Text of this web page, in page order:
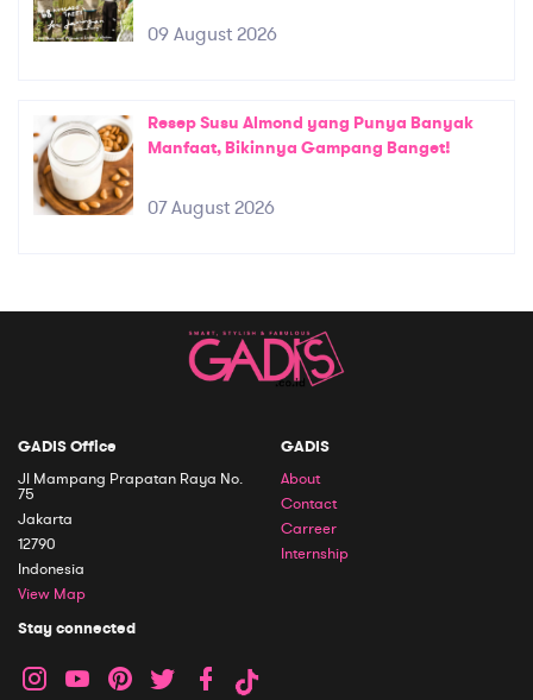
09 August 2026
Resep Susu Almond yang Punya Banyak
Manfaat, Bikinnya Gampang Banget!
07 August 2026
GADIS Office
Jl Mampang Prapatan Raya No.
75
Jakarta
12790
Indonesia
View Map
GADIS
About
Contact
Carreer
Internship
Stay connected